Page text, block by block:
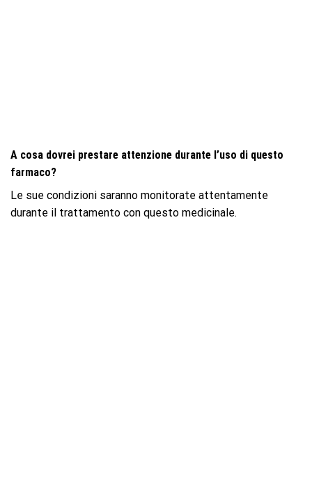
A cosa dovrei prestare attenzione durante l’uso di questo
farmaco?
Le sue condizioni saranno monitorate attentamente
durante il trattamento con questo medicinale.